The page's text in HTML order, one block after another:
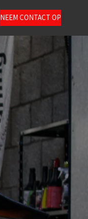
NEEM CONTACT OP